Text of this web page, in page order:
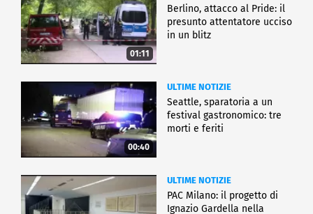
01:11
Berlino, attacco al Pride: il
presunto attentatore ucciso
in un blitz
00:40
ULTIME NOTIZIE
Seattle, sparatoria a un
festival gastronomico: tre
morti e feriti
ULTIME NOTIZIE
PAC Milano: il progetto di
Ignazio Gardella nella